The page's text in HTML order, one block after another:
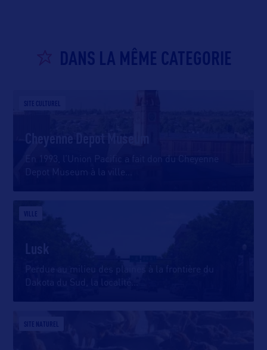
DANS LA MÊME CATEGORIE
SITE CULTUREL
Depot Museum à la ville
VILLE
Lusk
Perdue au milieu des plaines à la frontière du
Dakota du Sud, la localité
SITE NATUREL